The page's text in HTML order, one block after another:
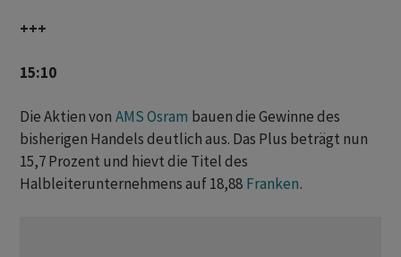
+++
15:10
Die Aktien von AMS Osram bauen die Gewinne des
bisherigen Handels deutlich aus. Das Plus beträgt nun
15,7 Prozent und hievt die Titel des
Halbleiterunternehmens auf 18,88 Franken.